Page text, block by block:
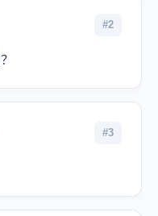
#2
#3